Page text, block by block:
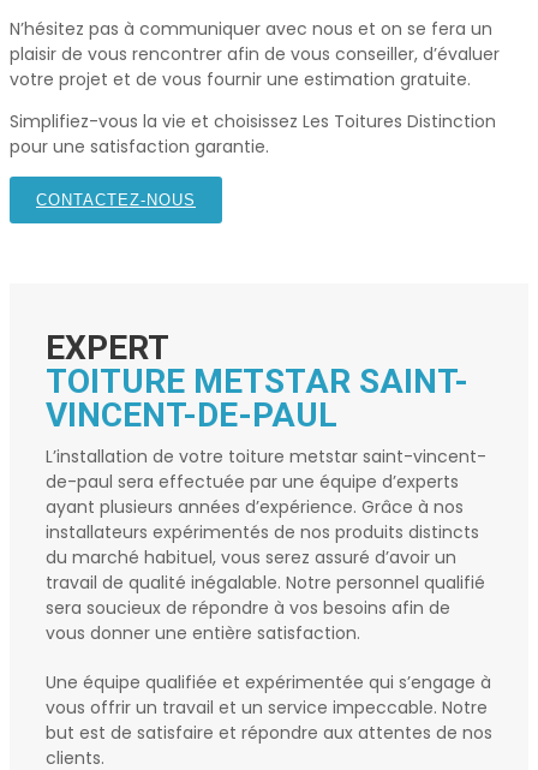
N’hésitez pas à communiquer avec nous et on se fera un
plaisir de vous rencontrer afin de vous conseiller, d’évaluer
votre projet et de vous fournir une estimation gratuite.
Simplifiez-vous la vie et choisissez Les Toitures Distinction
pour une satisfaction garantie.
CONTACTEZ-NOUS
EXPERT
TOITURE METSTAR SAINT-
VINCENT-DE-PAUL
L’installation de votre toiture metstar saint-vincent-
de-paul sera effectuée par une équipe d’experts
ayant plusieurs années d’expérience. Grâce à nos
installateurs expérimentés de nos produits distincts
du marché habituel, vous serez assuré d’avoir un
travail de qualité inégalable. Notre personnel qualifié
sera soucieux de répondre à vos besoins afin de
vous donner une entière satisfaction.
Une équipe qualifiée et expérimentée qui s’engage à
vous offrir un travail et un service impeccable. Notre
but est de satisfaire et répondre aux attentes de nos
clients.